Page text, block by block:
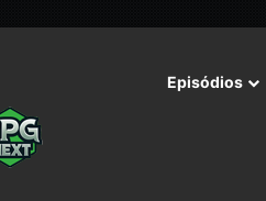
Episódios